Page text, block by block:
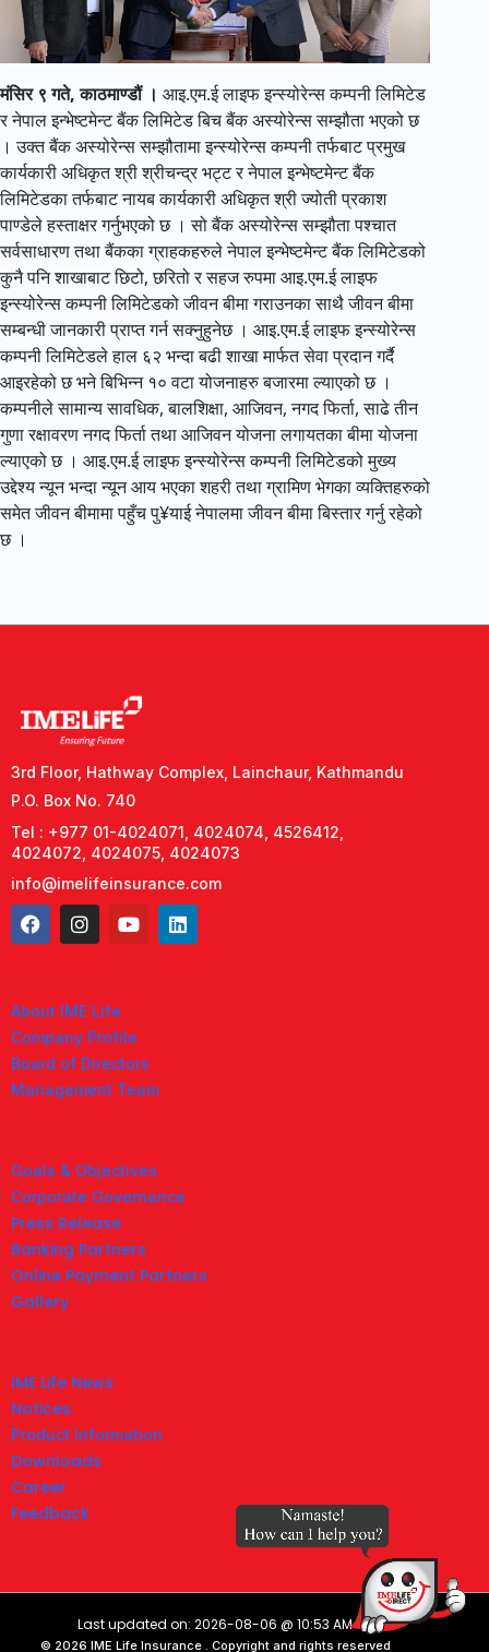
मंसिर ९ गते, काठमाण्डौं । आइ.एम.ई लाइफ इन्स्योरेन्स कम्पनी लिमिटेड
र नेपाल इन्भेष्टमेन्ट बैंक लिमिटेड बिच बैंक अस्योरेन्स सम्झौता भएको छ
। उक्त बैंक अस्योरेन्स सम्झौतामा इन्स्योरेन्स कम्पनी तर्फबाट प्रमुख
कार्यकारी अधिकृत श्री श्रीचन्द्र भट्ट र नेपाल इन्भेष्टमेन्ट बैंक
लिमिटेडका तर्फबाट नायब कार्यकारी अधिकृत श्री ज्योती प्रकाश
पाण्डेले हस्ताक्षर गर्नुभएको छ । सो बैंक अस्योरेन्स सम्झौता पश्चात
सर्वसाधारण तथा बैंकका ग्राहकहरुले नेपाल इन्भेष्टमेन्ट बैंक लिमिटेडको
कुनै पनि शाखाबाट छिटो, छरितो र सहज रुपमा आइ.एम.ई लाइफ
इन्स्योरेन्स कम्पनी लिमिटेडको जीवन बीमा गराउनका साथै जीवन बीमा
सम्बन्धी जानकारी प्राप्त गर्न सक्नुहुनेछ । आइ.एम.ई लाइफ इन्स्योरेन्स
कम्पनी लिमिटेडले हाल ६२ भन्दा बढी शाखा मार्फत सेवा प्रदान गर्दै
आइरहेको छ भने बिभिन्न १० वटा योजनाहरु बजारमा ल्याएको छ ।
कम्पनीले सामान्य सावधिक, बालशिक्षा, आजिवन, नगद फिर्ता, साढे तीन
गुणा रक्षावरण नगद फिर्ता तथा आजिवन योजना लगायतका बीमा योजना
ल्याएको छ । आइ.एम.ई लाइफ इन्स्योरेन्स कम्पनी लिमिटेडको मुख्य
उद्देश्य न्यून भन्दा न्यून आय भएका शहरी तथा ग्रामिण भेगका व्यक्तिहरुको
समेत जीवन बीमामा पहुँच पु¥याई नेपालमा जीवन बीमा बिस्तार गर्नु रहेको
छ ।
3rd Floor, Hathway Complex, Lainchaur, Kathmandu
P.O. Box No. 740
Tel : +977 01-4024071, 4024074, 4526412,
4024072, 4024075, 4024073
info@imelifeinsurance.com
About IME Life
Company Profile
Board of Directors
Management Team
Goals & Objectives
Corporate Governance
Press Release
Banking Partners
Online Payment Partners
Gallery
IME Life News
Notices
Product Information
Downloads
Career
Feedback
Last updated on: 2026-08-06 @ 10:53 AM
© 2026 IME Life Insurance . Copyright and rights reserved